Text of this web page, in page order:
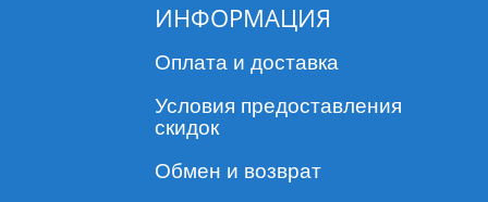
ИНФОРМАЦИЯ
Оплата и доставка
Условия предоставления
скидок
Обмен и возврат